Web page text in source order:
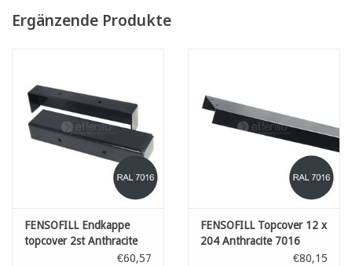
• andere Höhen und Farben auf Anfrage
Ergänzende Produkte
FENSOFILL Endkappe
topcover 2st Anthracite
€60,57
FENSOFILL Topcover 12 x
204 Anthracite 7016
€80,15